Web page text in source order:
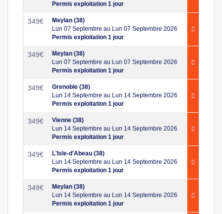
Permis exploitation 1 jour
349€
Meylan (38)
Lun 07 Septembre au Lun 07 Septembre 2026
Permis exploitation 1 jour
349€
Meylan (38)
Lun 07 Septembre au Lun 07 Septembre 2026
Permis exploitation 1 jour
349€
Grenoble (38)
Lun 14 Septembre au Lun 14 Septembre 2026
Permis exploitation 1 jour
349€
Vienne (38)
Lun 14 Septembre au Lun 14 Septembre 2026
Permis exploitation 1 jour
349€
L'Isle-d'Abeau (38)
Lun 14 Septembre au Lun 14 Septembre 2026
Permis exploitation 1 jour
349€
Meylan (38)
Lun 14 Septembre au Lun 14 Septembre 2026
Permis exploitation 1 jour